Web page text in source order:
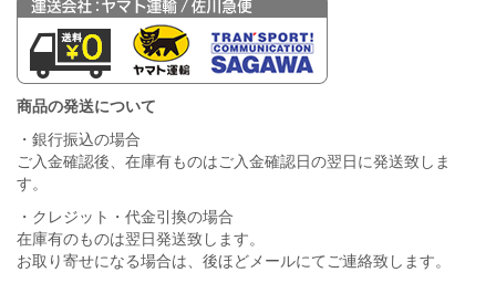
商品の発送について
・銀行振込の場合
ご入金確認後、在庫有ものはご入金確認日の翌日に発送致しま
す。
・クレジット・代金引換の場合
在庫有のものは翌日発送致します。
お取り寄せになる場合は、後ほどメールにてご連絡致します。